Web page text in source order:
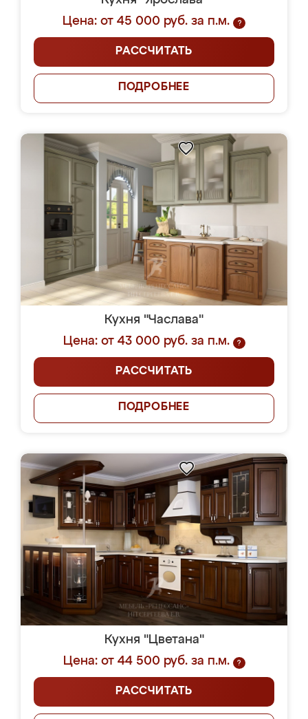
Цена: от 45 000 руб. за п.м.
?
РАССЧИТАТЬ
ПОДРОБНЕЕ
Кухня "Часлава"
Цена: от 43 000 руб. за п.м.
?
РАССЧИТАТЬ
ПОДРОБНЕЕ
Кухня "Цветана"
Цена: от 44 500 руб. за п.м.
?
РАССЧИТАТЬ